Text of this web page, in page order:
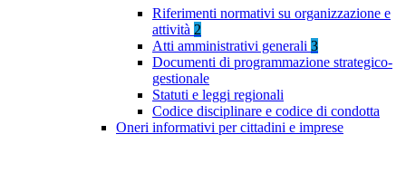
Riferimenti normativi su organizzazione e
attività 2
Atti amministrativi generali 3
Documenti di programmazione strategico-
gestionale
Statuti e leggi regionali
Codice disciplinare e codice di condotta
Oneri informativi per cittadini e imprese